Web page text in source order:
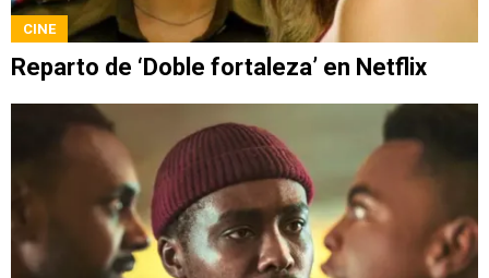
CINE
Reparto de ‘Doble fortaleza’ en Netflix